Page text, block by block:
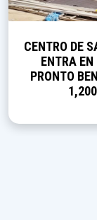
CENTRO DE
ENTRA
PRONTO